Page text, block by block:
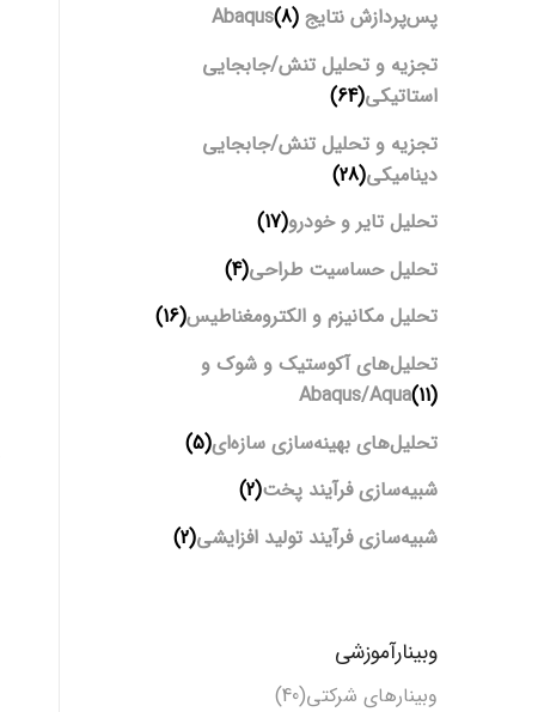
پس‌پردازش نتایج Abaqus (8)
تجزیه و تحلیل تنش/جابجایی
استاتیکی(64)
تجزیه و تحلیل تنش/جابجایی
دینامیکی(28)
تحلیل تایر و خودرو(17)
تحلیل حساسیت طراحی(4)
تحلیل مکانیزم و الکترومغناطیس(16)
تحلیل‌های آکوستیک و شوک و
Abaqus/Aqua(11)
تحلیل‌های بهینه‌سازی سازه‌ای(5)
شبیه‌سازی فرآیند پخت(2)
شبیه‌سازی فرآیند تولید افزایشی(2)
وبینارآموزشی
وبینارهای شرکتی(40)